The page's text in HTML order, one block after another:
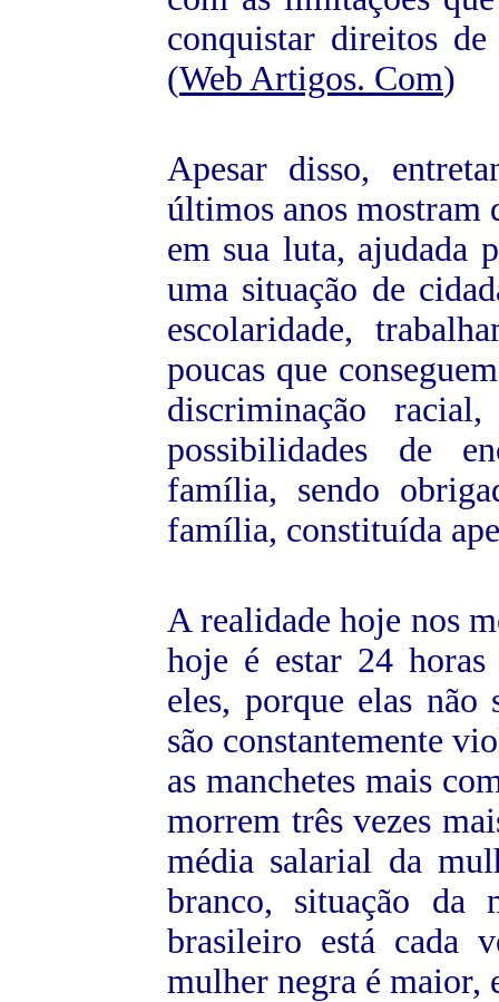
conquistar direitos
(Web Artigos. Com)
Apesar disso,
últimos anos mostram
em sua luta, ajudada
uma situação de
escolaridade,
poucas que
discriminação
possibilidades de
família, sendo
família, constituída
A realidade hoje nos
hoje é estar 24
eles, porque elas não
são constantemente
as manchetes mais
morrem três vezes
média salarial da
branco, situação da
brasileiro está cada
mulher negra é maior,